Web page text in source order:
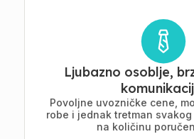
Ljubazno osoblje,
Povoljne uvozničke cene,
robe i jednak tretman
na količinu